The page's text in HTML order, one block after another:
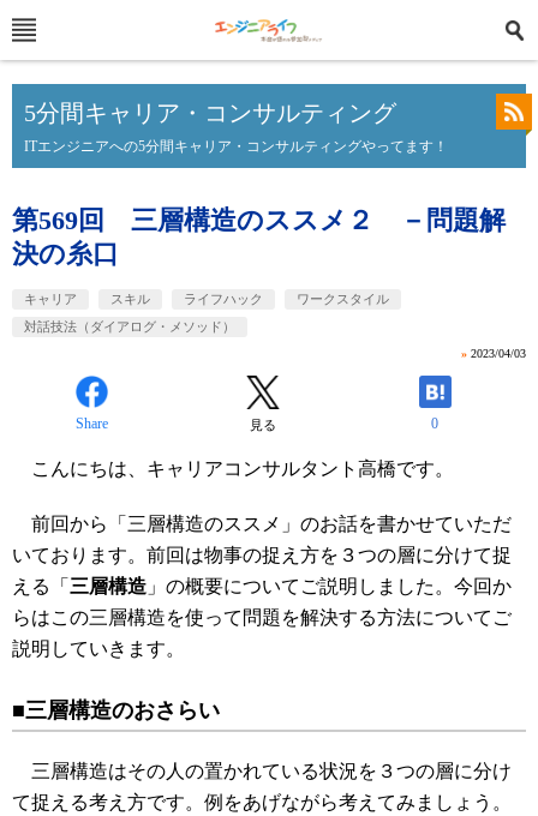
5分間キャリア・コンサルティング
ITエンジニアへの5分間キャリア・コンサルティングやってます！
第569回 三層構造のススメ２ －問題解
決の糸口
キャリア スキル ライフハック
ワークスタイル
対話技法（ダイアログ・メソッド）
» 2023/04/03
Share 見る 0
こんにちは、キャリアコンサルタント高橋です。
前回から「三層構造のススメ」のお話を書かせていただ
いております。前回は物事の捉え方を３つの層に分けて捉
える「 三層構造 」の概要についてご説明しました。今回か
らはこの三層構造を使って問題を解決する方法についてご
説明していきます。
■三層構造のおさらい
三層構造はその人の置かれている状況を３つの層に分け
て捉える考え方です。例をあげながら考えてみましょう。